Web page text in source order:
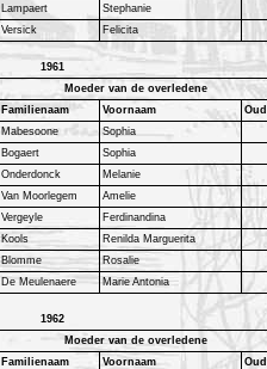
Lampaert Stephanie
Versick Felicita
1961
Moeder van de overledene
Familienaam Voornaam Oud
Mabesoone Sophia
Bogaert Sophia
Onderdonck Melanie
Van Moorlegem Amelie
Vergeyle Ferdinandina
Kools Renilda Marguerita
Blomme Rosalie
De Meulenaere Marie Antonia
1962
Moeder van de overledene
Familienaam Voornaam Oud